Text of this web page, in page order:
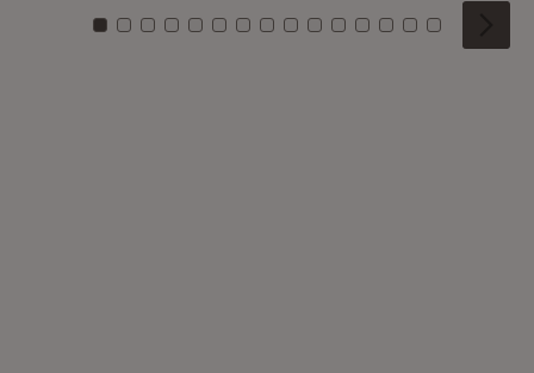
Zu Kachel: 0
Zu Kachel: 1
Zu Kachel: 2
Zu Kachel: 3
Zu Kachel: 4
Zu Kachel: 5
Zu Kachel: 6
Zu Kachel: 7
Zu Kachel: 8
Zu Kachel: 9
Zu Kachel: 10
Zu Kachel: 11
Zu Kachel: 12
Zu Kachel:
Zu